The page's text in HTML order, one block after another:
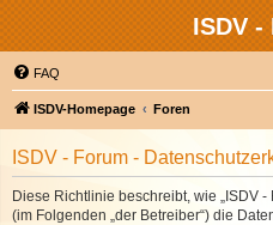
ISDV -
FAQ
ISDV-Homepage Foren
ISDV - Forum -
Diese Richtlinie beschreibt, wie „ISDV -
(im Folgenden „der Betreiber“) die